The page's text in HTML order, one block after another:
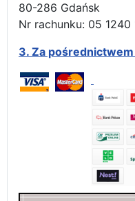
80-286 Gdańsk
Nr rachunku: 05 1240
3. Za pośrednictwem